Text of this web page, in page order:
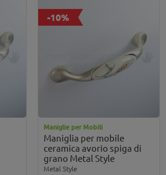
-10%
Maniglie per Mobili
Maniglia per mobile
ceramica avorio spiga di
grano Metal Style
Metal Style